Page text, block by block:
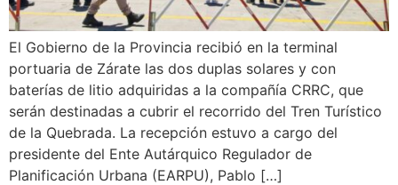
El Gobierno de la Provincia recibió en la terminal
portuaria de Zárate las dos duplas solares y con
baterías de litio adquiridas a la compañía CRRC, que
serán destinadas a cubrir el recorrido del Tren Turístico
de la Quebrada. La recepción estuvo a cargo del
presidente del Ente Autárquico Regulador de
Planificación Urbana (EARPU), Pablo […]